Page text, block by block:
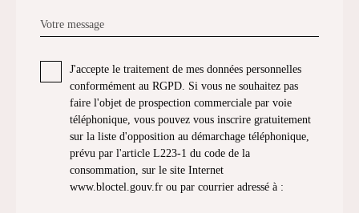
Votre message
J'accepte le traitement de mes données personnelles
conformément au RGPD. Si vous ne souhaitez pas
faire l'objet de prospection commerciale par voie
téléphonique, vous pouvez vous inscrire gratuitement
sur la liste d'opposition au démarchage téléphonique,
prévu par l'article L223-1 du code de la
consommation, sur le site Internet
www.bloctel.gouv.fr ou par courrier adressé à :